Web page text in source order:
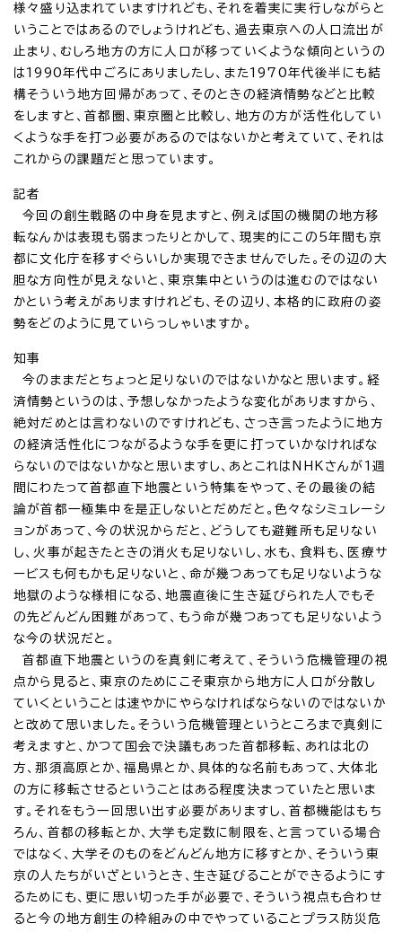
様々盛り込まれていますけれども、それを着実に実行しながらと
いうことではあるのでしょうけれども、過去東京への人口流出が
止まり、むしろ地方の方に人口が移っていくような傾向というの
は1990年代中ごろにありましたし、また1970年代後半にも結
構そういう地方回帰があって、そのときの経済情勢などと比較
をしますと、首都圏、東京圏と比較し、地方の方が活性化してい
くような手を打つ必要があるのではないかと考えていて、それは
これからの課題だと思っています。
記者
今回の創生戦略の中身を見ますと、例えば国の機関の地方移
転なんかは表現も弱まったりとかして、現実的にこの5年間も京
都に文化庁を移すぐらいしか実現できませんでした。その辺の大
胆な方向性が見えないと、東京集中というのは進むのではない
かという考えがありますけれども、その辺り、本格的に政府の姿
勢をどのように見ていらっしゃいますか。
知事
今のままだとちょっと足りないのではないかなと思います。経
済情勢というのは、予想しなかったような変化がありますから、
絶対だめとは言わないのですけれども、さっき言ったように地方
の経済活性化につながるような手を更に打っていかなければな
らないのではないかなと思いますし、あとこれはNHKさんが1週
間にわたって首都直下地震という特集をやって、その最後の結
論が首都一極集中を是正しないとだめだと。色々なシミュレーシ
ョンがあって、今の状況からだと、どうしても避難所も足りない
し、火事が起きたときの消火も足りないし、水も、食料も、医療サ
ービスも何もかも足りないと、命が幾つあっても足りないような
地獄のような様相になる、地震直後に生き延びられた人でもそ
の先どんどん困難があって、もう命が幾つあっても足りないよう
な今の状況だと。
首都直下地震というのを真剣に考えて、そういう危機管理の視
点から見ると、東京のためにこそ東京から地方に人口が分散し
ていくということは速やかにやらなければならないのではないか
と改めて思いました。そういう危機管理というところまで真剣に
考えますと、かつて国会で決議もあった首都移転、あれは北の
方、那須高原とか、福島県とか、具体的な名前もあって、大体北
の方に移転させるということはある程度決まっていたと思いま
す。それをもう一回思い出す必要がありますし、首都機能はもち
ろん、首都の移転とか、大学も定数に制限を、と言っている場合
ではなく、大学そのものをどんどん地方に移すとか、そういう東
京の人たちがいざというとき、生き延びることができるようにす
るためにも、更に思い切った手が必要で、そういう視点も合わせ
ると今の地方創生の枠組みの中でやっていることプラス防災危